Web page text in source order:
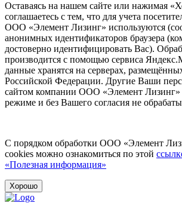
Оставаясь на нашем сайте или нажимая
соглашаетесь с тем, что для учета
ООО «Элемент Лизинг» используются
анонимных идентификаторов браузера
достоверно идентифицировать Вас).
производится с помощью сервиса
данные хранятся на серверах,
Российской Федерации. Другие Ваши
сайтом компании ООО «Элемент Лизинг»
режиме и без Вашего согласия не
С порядком обработки ООО «Элемент
cookies можно ознакомиться по этой
«Полезная информация»
Хорошо